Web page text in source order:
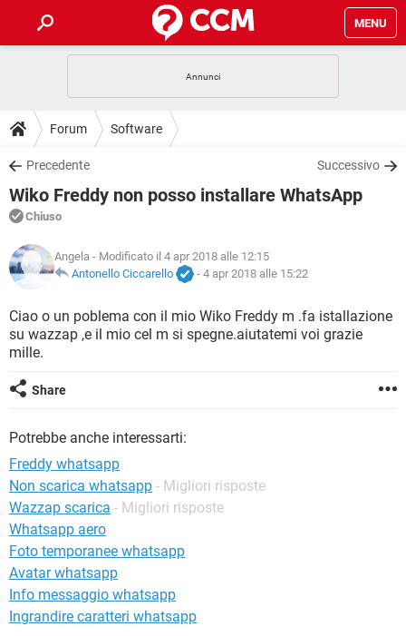
MENU
INTRATTENIMENTO
iOS
INSTAGRAM WHATSAPP
TIKTOK
HARDWARE
GUIDE
COVID-19
iOS
INSTAGRAM
TIKTOK FACEBOOK
DOWNLOAD
COVID-19 GAMING
INTRATTENIMENTO
iOS WINDOWS 10
INSTAGRAM
TIKTOK FACEBOOK
HARDWARE
FORUM
COVID-19
INTRATTENIMENTO ANDROID
INSTAGRAM WHATSAPP
HARDWARE
GLOSSARIO
COVID-19
INTRATTENIMENTO ANDROID
iOS
INSTAGRAM
HARDWARE
Forum Software
Precedente Successivo
Wiko Freddy non posso installare WhatsApp
Chiuso
Angela - Modificato il 4 apr 2018 alle 12:15
Antonello Ciccarello
- 4 apr 2018 alle 15:22
Ciao o un poblema con il mio Wiko Freddy m .fa istallazione
su wazzap ,e il mio cel m si spegne.aiutatemi voi grazie
mille.
Share
Potrebbe anche interessarti:
Freddy whatsapp
Non scarica whatsapp - Migliori risposte
Wazzap scarica - Migliori risposte
Whatsapp aero
Foto temporanee whatsapp
Avatar whatsapp
Info messaggio whatsapp
Ingrandire caratteri whatsapp